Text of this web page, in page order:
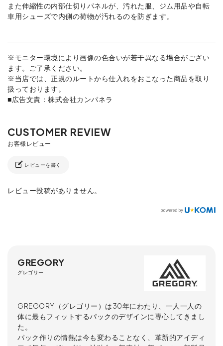
また伸縮性の内部仕切りパネルが、汚れた服、ジム用品や自転
車用シューズで内側の荷物が汚れるのを防ぎます。
※モニター環境により画像の色合いが若干異なる場合がござい
ます。ご了承ください。
※当店では、正規のルートから仕入れをおこなった商品を取り
扱っております。
■広告文責：株式会社カンパネラ
レビューを書く
レビュー投稿がありません。
GREGORY
グレゴリー
GREGORY（グレゴリー）は30年にわたり、一人一人の
体に最もフィットするパックのデザインに専心してきまし
た。
パック作りの情熱は今も変わることなく、革新的アイディ